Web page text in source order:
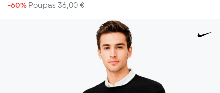
-60% Poupas 36,00 €